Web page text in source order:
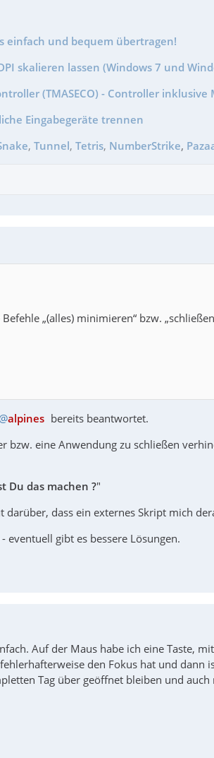
einfach und bequem übertragen!
skalieren lassen (Windows 7 und
(TMASECO) - Controller
Eingabegeräte trennen
, Tunnel, Tetris, NumberStrike,
„(alles) minimieren“ bzw.
alpines bereits beantwortet.
bzw. eine Anwendung zu schließen
Du das machen ?"
darüber, dass ein externes Skript mich
eventuell gibt es bessere Lösungen.
Auf der Maus habe ich eine Taste,
den Fokus hat und dann
Tag über geöffnet bleiben und